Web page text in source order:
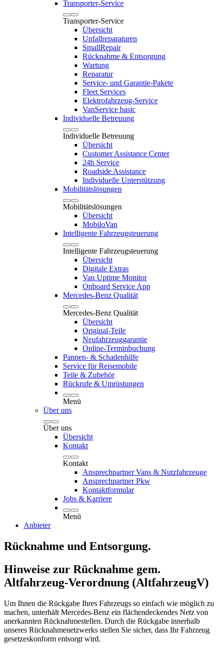
Transporter-Service
Transporter-Service
Übersicht
Unfallreparaturen
SmallRepair
Rücknahme & Entsorgung
Wartung
Reparatur
Service- und Garantie-Pakete
Fleet Services
Elektrofahrzeug-Service
VanService basic
Individuelle Betreuung
Individuelle Betreuung
Übersicht
Customer Assistance Center
24h Service
Roadside Assistance
Individuelle Unterstützung
Mobilitätslösungen
Mobilitätslösungen
Übersicht
MobiloVan
Intelligente Fahrzeugsteuerung
Intelligente Fahrzeugsteuerung
Übersicht
Digitale Extras
Van Uptime Monitor
Onboard Service App
Mercedes-Benz Qualität
Mercedes-Benz Qualität
Übersicht
Original-Teile
Neufahrzeuggarantie
Online-Terminbuchung
Pannen- & Schadenhilfe
Service für Reisemobile
Teile & Zubehör
Rückrufe & Umrüstungen
Menü
Über uns
Über uns
Übersicht
Kontakt
Kontakt
Ansprechpartner Vans & Nutzfahrzeuge
Ansprechpartner Pkw
Kontaktformular
Jobs & Karriere
Menü
Anbieter
Rücknahme und Entsorgung.
Hinweise zur Rücknahme gem.
Altfahrzeug-Verordnung (AltfahrzeugV)
Um Ihnen die Rückgabe Ihres Fahrzeugs so einfach wie möglich zu
machen, unterhält Mercedes-Benz ein flächendeckendes Netz von
anerkannten Rücknahmestellen. Durch die Rückgabe innerhalb
unseres Rücknahmenetzwerks stellen Sie sicher, dass Ihr Fahrzeug
gesetzeskonform entsorgt wird.